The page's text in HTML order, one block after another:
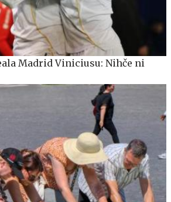
Madrid Viniciusu: Nihče ni